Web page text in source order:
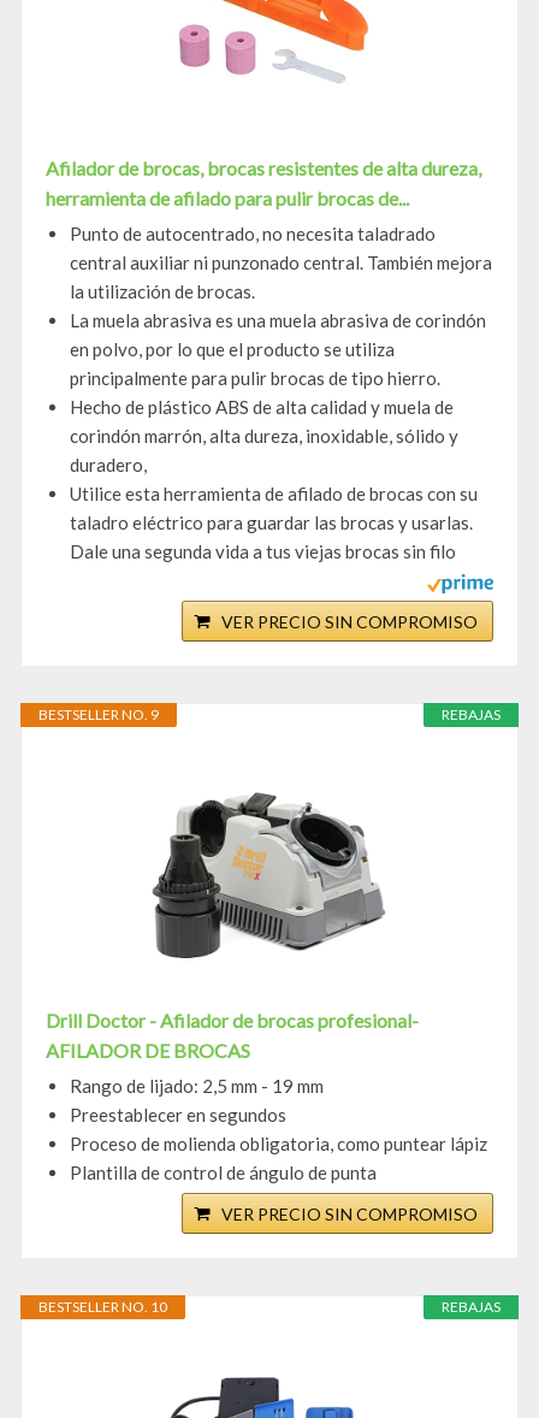
Afilador de brocas, brocas resistentes de alta dureza,
herramienta de afilado para pulir brocas de...
Punto de autocentrado, no necesita taladrado
central auxiliar ni punzonado central. También mejora
la utilización de brocas.
La muela abrasiva es una muela abrasiva de corindón
en polvo, por lo que el producto se utiliza
principalmente para pulir brocas de tipo hierro.
Hecho de plástico ABS de alta calidad y muela de
corindón marrón, alta dureza, inoxidable, sólido y
duradero,
Utilice esta herramienta de afilado de brocas con su
taladro eléctrico para guardar las brocas y usarlas.
Dale una segunda vida a tus viejas brocas sin filo
VER PRECIO SIN COMPROMISO
REBAJAS
BESTSELLER NO. 9
Drill Doctor - Afilador de brocas profesional-
AFILADOR DE BROCAS
Rango de lijado: 2,5 mm - 19 mm
Preestablecer en segundos
Proceso de molienda obligatoria, como puntear lápiz
Plantilla de control de ángulo de punta
VER PRECIO SIN COMPROMISO
REBAJAS
BESTSELLER NO. 10